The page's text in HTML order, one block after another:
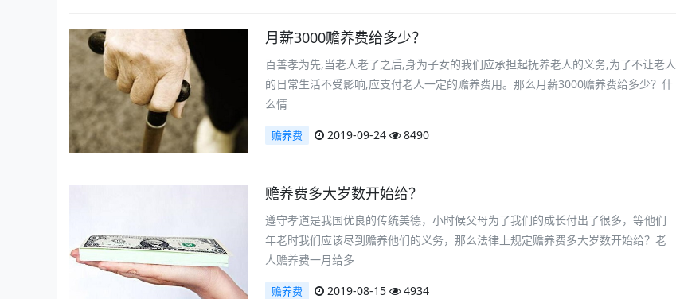
月薪3000赡养费给多少？
百善孝为先,当老人老了之后,身为子女的我们应承担起抚养老人的义务,为了不让老人
的日常生活不受影响,应支付老人一定的赡养费用。那么月薪3000赡养费给多少？什
么情
赡养费 2019-09-24 8490
赡养费多大岁数开始给？
遵守孝道是我国优良的传统美德，小时候父母为了我们的成长付出了很多，等他们
年老时我们应该尽到赡养他们的义务，那么法律上规定赡养费多大岁数开始给？老
人赡养费一月给多
赡养费 2019-08-15 4934